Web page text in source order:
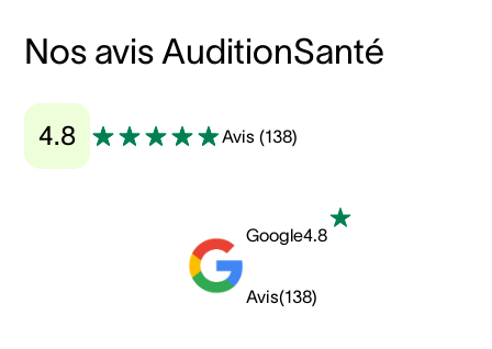
Nos avis AuditionSanté
4.8 Avis (138)
Google4.8
Avis(138)